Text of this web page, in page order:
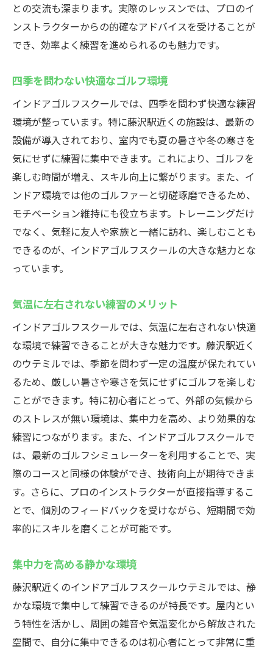
との交流も深まります。実際のレッスンでは、プロのイ
ンストラクターからの的確なアドバイスを受けることが
でき、効率よく練習を進められるのも魅力です。
四季を問わない快適なゴルフ環境
インドアゴルフスクールでは、四季を問わず快適な練習
環境が整っています。特に藤沢駅近くの施設は、最新の
設備が導入されており、室内でも夏の暑さや冬の寒さを
気にせずに練習に集中できます。これにより、ゴルフを
楽しむ時間が増え、スキル向上に繋がります。また、イ
ンドア環境では他のゴルファーと切磋琢磨できるため、
モチベーション維持にも役立ちます。トレーニングだけ
でなく、気軽に友人や家族と一緒に訪れ、楽しむことも
できるのが、インドアゴルフスクールの大きな魅力とな
っています。
気温に左右されない練習のメリット
インドアゴルフスクールでは、気温に左右されない快適
な環境で練習できることが大きな魅力です。藤沢駅近く
のウテミルでは、季節を問わず一定の温度が保たれてい
るため、厳しい暑さや寒さを気にせずにゴルフを楽しむ
ことができます。特に初心者にとって、外部の気候から
のストレスが無い環境は、集中力を高め、より効果的な
練習につながります。また、インドアゴルフスクールで
は、最新のゴルフシミュレーターを利用することで、実
際のコースと同様の体験ができ、技術向上が期待できま
す。さらに、プロのインストラクターが直接指導するこ
とで、個別のフィードバックを受けながら、短期間で効
率的にスキルを磨くことが可能です。
集中力を高める静かな環境
藤沢駅近くのインドアゴルフスクールウテミルでは、静
かな環境で集中して練習できるのが特長です。屋内とい
う特性を活かし、周囲の雑音や気温変化から解放された
空間で、自分に集中できるのは初心者にとって非常に重